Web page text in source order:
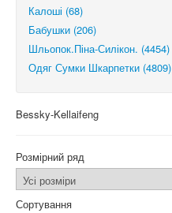
Калоші (68)
Бабушки (206)
Шльопок.Піна-Силікон. (4454)
Одяг Сумки Шкарпетки (4809)
Bessky-Kellaifeng
Розмірний ряд
Сортування